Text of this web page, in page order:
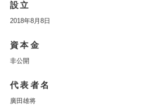
設立
2018年8月8日
資本金
非公開
代表者名
廣田雄将